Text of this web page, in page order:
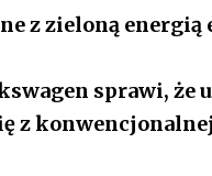
z zieloną energią
sprawi, że
z